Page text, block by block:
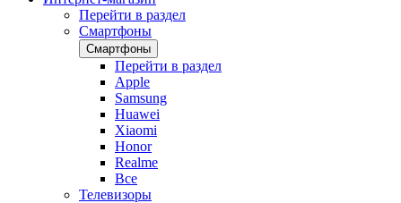
Перейти в раздел
Смартфоны
Смартфоны
Перейти в раздел
Apple
Samsung
Huawei
Xiaomi
Honor
Realme
Все
Телевизоры